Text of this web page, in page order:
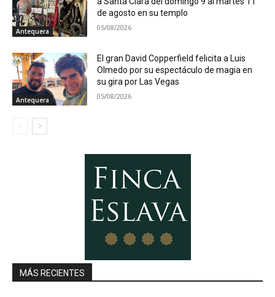
Antequera
de agosto en su templo
05/08/2026
Antequera
El gran David Copperfield felicita a Luis
Olmedo por su espectáculo de magia en
su gira por Las Vegas
05/08/2026
MÁS RECIENTES